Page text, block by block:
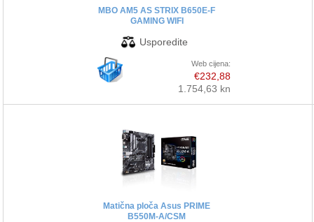
MBO AM5 AS STRIX B650E-F
GAMING WIFI
Web cijena:
€232,88
1.754,63 kn
Matična ploča Asus PRIME
B550M-A/CSM